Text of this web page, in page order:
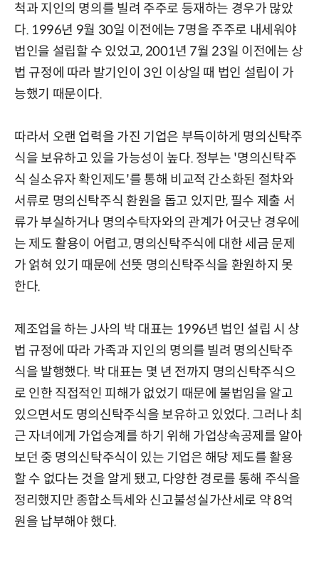
척과 지인의 명의를 빌려 주주로 등재하는 경우가 많았
다. 1996년 9월 30일 이전에는 7명을 주주로 내세워야
법인을 설립할 수 있었고, 2001년 7월 23일 이전에는 상
법 규정에 따라 발기인이 3인 이상일 때 법인 설립이 가
능했기 때문이다.
따라서 오랜 업력을 가진 기업은 부득이하게 명의신탁주
식을 보유하고 있을 가능성이 높다. 정부는 '명의신탁주
식 실소유자 확인제도'를 통해 비교적 간소화된 절차와
서류로 명의신탁주식 환원을 돕고 있지만, 필수 제출 서
류가 부실하거나 명의수탁자와의 관계가 어긋난 경우에
는 제도 활용이 어렵고, 명의신탁주식에 대한 세금 문제
가 얽혀 있기 때문에 선뜻 명의신탁주식을 환원하지 못
한다.
제조업을 하는 J사의 박 대표는 1996년 법인 설립 시 상
법 규정에 따라 가족과 지인의 명의를 빌려 명의신탁주
식을 발행했다. 박 대표는 몇 년 전까지 명의신탁주식으
로 인한 직접적인 피해가 없었기 때문에 불법임을 알고
있으면서도 명의신탁주식을 보유하고 있었다. 그러나 최
근 자녀에게 가업승계를 하기 위해 가업상속공제를 알아
보던 중 명의신탁주식이 있는 기업은 해당 제도를 활용
할 수 없다는 것을 알게 됐고, 다양한 경로를 통해 주식을
정리했지만 종합소득세와 신고불성실가산세로 약 8억
원을 납부해야 했다.